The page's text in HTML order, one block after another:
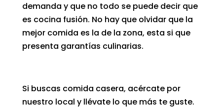
demanda y que no todo se puede decir que
es cocina fusión. No hay que olvidar que la
mejor comida es la de la zona, esta si que
presenta garantías culinarias.
Si buscas comida casera, acércate por
nuestro local y llévate lo que más te guste.